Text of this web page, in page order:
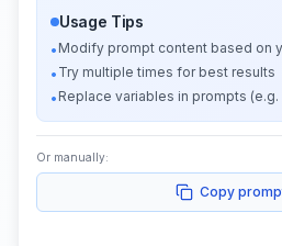
Usage Tips
• Modify prompt content based on
• Try multiple times for best results
• Replace variables in prompts
Or manually:
Copy